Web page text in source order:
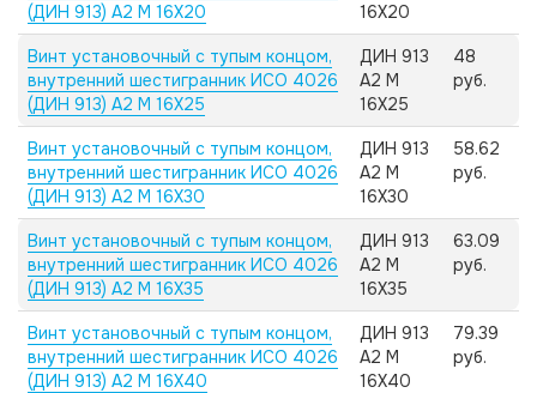
(ДИН 913) А2 M 16X20
16X20
Винт установочный с тупым концом,
внутренний шестигранник ИСО 4026
(ДИН 913) А2 M 16X25
ДИН 913
А2 M
16X25
48
руб.
Винт установочный с тупым концом,
внутренний шестигранник ИСО 4026
(ДИН 913) А2 M 16X30
ДИН 913
А2 M
16X30
58.62
руб.
Винт установочный с тупым концом,
внутренний шестигранник ИСО 4026
(ДИН 913) А2 M 16X35
ДИН 913
А2 M
16X35
63.09
руб.
Винт установочный с тупым концом,
внутренний шестигранник ИСО 4026
(ДИН 913) А2 M 16X40
ДИН 913
А2 M
16X40
79.39
руб.